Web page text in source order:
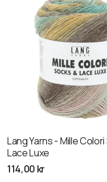
Lang Yarns - Mille
Lace Luxe
Normalpris
114,00 kr